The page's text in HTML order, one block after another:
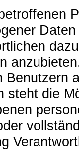
Benutzern
steht die